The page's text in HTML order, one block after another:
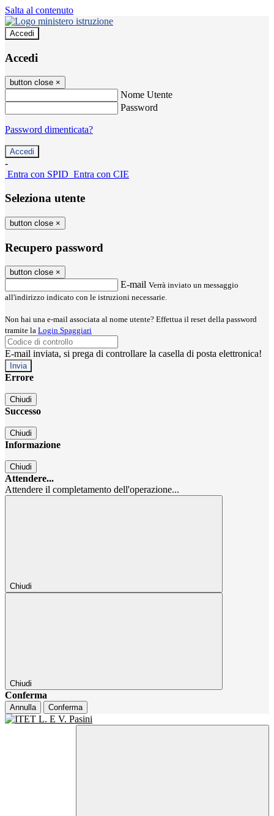
Salta al contenuto
Accedi
Accedi
button close ×
Nome Utente
Password
Password dimenticata?
-
Entra con SPID Entra con CIE
Seleziona utente
button close ×
Recupero password
button close ×
E-mail Verrà inviato un messaggio
all'indirizzo indicato con le istruzioni necessarie.
Non hai una e-mail associata al nome utente? Effettua il reset della password
tramite la Login Spaggiari
E-mail inviata, si prega di controllare la casella di posta elettronica!
Errore
Chiudi
Successo
Chiudi
Informazione
Chiudi
Attendere...
Attendere il completamento dell'operazione...
Chiudi
Chiudi
Conferma
Annulla Conferma